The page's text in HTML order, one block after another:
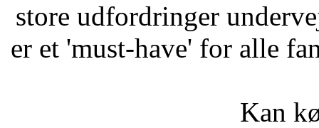
store udfordringer
er et 'must-have' for alle
Kan